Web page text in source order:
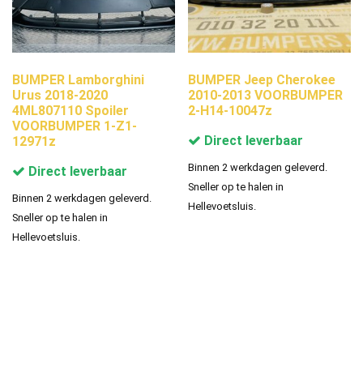
BUMPER Lamborghini
Urus 2018-2020
4ML807110 Spoiler
VOORBUMPER 1-Z1-
12971z
Direct leverbaar
Binnen 2 werkdagen geleverd.
Sneller op te halen in
Hellevoetsluis.
BUMPER Jeep Cherokee
2010-2013 VOORBUMPER
2-H14-10047z
Direct leverbaar
Binnen 2 werkdagen geleverd.
Sneller op te halen in
Hellevoetsluis.